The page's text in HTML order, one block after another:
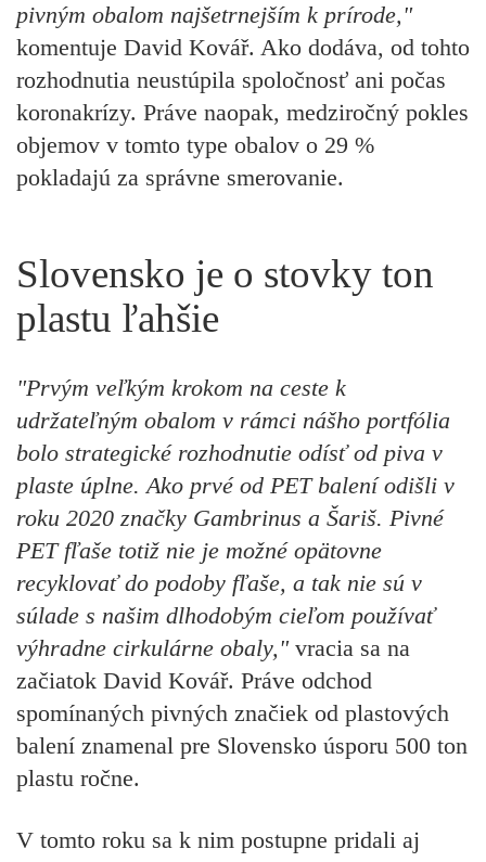
pivným obalom najšetrnejším k prírode,"
komentuje David Kovář. Ako dodáva, od tohto
rozhodnutia neustúpila spoločnosť ani počas
koronakrízy. Práve naopak, medziročný pokles
objemov v tomto type obalov o 29 %
pokladajú za správne smerovanie.
Slovensko je o stovky ton
plastu ľahšie
"Prvým veľkým krokom na ceste k
udržateľným obalom v rámci nášho portfólia
bolo strategické rozhodnutie odísť od piva v
plaste úplne. Ako prvé od PET balení odišli v
roku 2020 značky Gambrinus a Šariš. Pivné
PET fľaše totiž nie je možné opätovne
recyklovať do podoby fľaše, a tak nie sú v
súlade s našim dlhodobým cieľom používať
výhradne cirkulárne obaly," vracia sa na
začiatok David Kovář. Práve odchod
spomínaných pivných značiek od plastových
balení znamenal pre Slovensko úsporu 500 ton
plastu ročne.
V tomto roku sa k nim postupne pridali aj